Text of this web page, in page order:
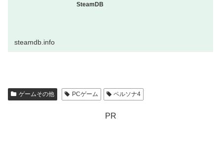
SteamDB
steamdb.info
ゲームその他 PCゲーム ペルソナ4
PR